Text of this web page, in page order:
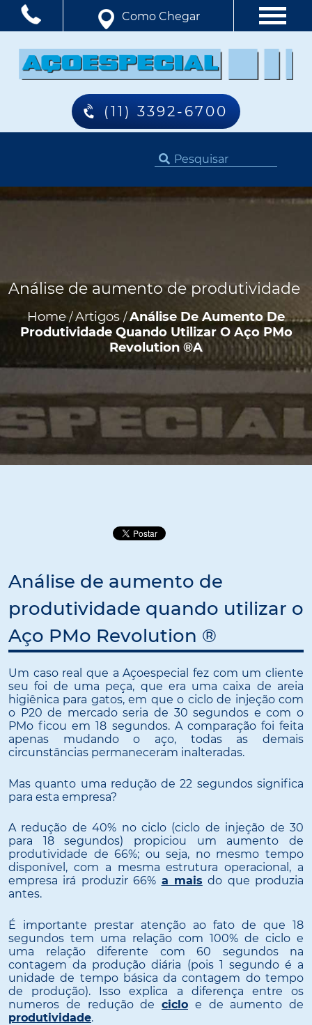
Como Chegar
(11) 3392-6700
Home/Artigos /Análise De Aumento De
Produtividade Quando Utilizar O Aço PMo
Revolution ®a
Análise de aumento de produtividade
Análise de aumento de
produtividade quando utilizar o
Aço PMo Revolution ®
Um caso real que a Açoespecial fez com um cliente
seu foi de uma peça, que era uma caixa de areia
higiênica para gatos, em que o ciclo de injeção com
o P20 de mercado seria de 30 segundos e com o
PMo ficou em 18 segundos. A comparação foi feita
apenas mudando o aço, todas as demais
circunstâncias permaneceram inalteradas.
Mas quanto uma redução de 22 segundos significa
para esta empresa?
A redução de 40% no ciclo (ciclo de injeção de 30
para 18 segundos) propiciou um aumento de
produtividade de 66%; ou seja, no mesmo tempo
disponível, com a mesma estrutura operacional, a
empresa irá produzir 66% a mais do que produzia
antes.
É importante prestar atenção ao fato de que 18
segundos tem uma relação com 100% de ciclo e
uma relação diferente com 60 segundos na
contagem da produção diária (pois 1 segundo é a
unidade de tempo básica da contagem do tempo
de produção). Isso explica a diferença entre os
numeros de redução de ciclo e de aumento de
produtividade.